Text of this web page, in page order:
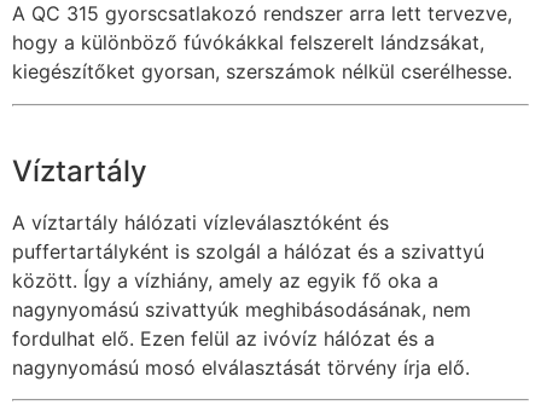
A QC 315 gyorscsatlakozó rendszer arra lett tervezve,
hogy a különböző fúvókákkal felszerelt lándzsákat,
kiegészítőket gyorsan, szerszámok nélkül cserélhesse.
Víztartály
A víztartály hálózati vízleválasztóként és
puffertartályként is szolgál a hálózat és a szivattyú
között. Így a vízhiány, amely az egyik fő oka a
nagynyomású szivattyúk meghibásodásának, nem
fordulhat elő. Ezen felül az ivóvíz hálózat és a
nagynyomású mosó elválasztását törvény írja elő.